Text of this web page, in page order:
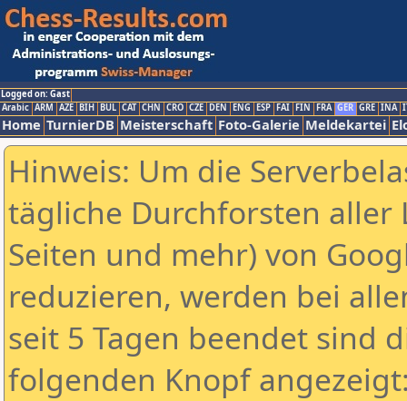
Logged on: Gast
Arabic ARM AZE BIH BUL CAT CHN CRO CZE DEN ENG ESP FAI FIN FRA GER GRE INA
Home TurnierDB Meisterschaft Foto-Galerie Meldekartei
Hinweis: Um die
tägliche Durchforsten aller
Seiten und mehr) von
reduzieren, werden bei
seit 5 Tagen beendet sind
folgenden Knopf